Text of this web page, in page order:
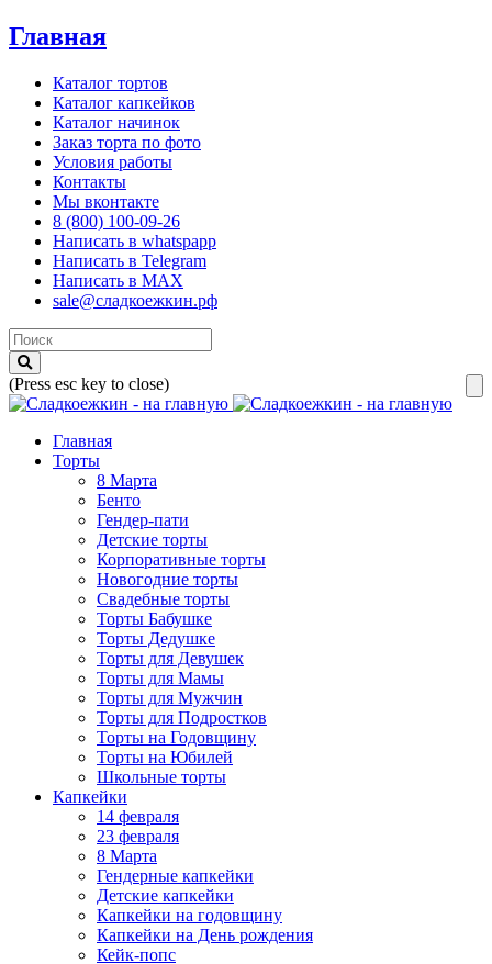
Главная
Каталог тортов
Каталог капкейков
Каталог начинок
Заказ торта по фото
Условия работы
Контакты
Мы вконтакте
8 (800) 100-09-26
Написать в whatspapp
Написать в Telegram
Написать в MAX
sale@сладкоежкин.рф
(Press esc key to close)
Главная
Торты
8 Марта
Бенто
Гендер-пати
Детские торты
Корпоративные торты
Новогодние торты
Свадебные торты
Торты Бабушке
Торты Дедушке
Торты для Девушек
Торты для Мамы
Торты для Мужчин
Торты для Подростков
Торты на Годовщину
Торты на Юбилей
Школьные торты
Капкейки
14 февраля
23 февраля
8 Марта
Гендерные капкейки
Детские капкейки
Капкейки на годовщину
Капкейки на День рождения
Кейк-попс